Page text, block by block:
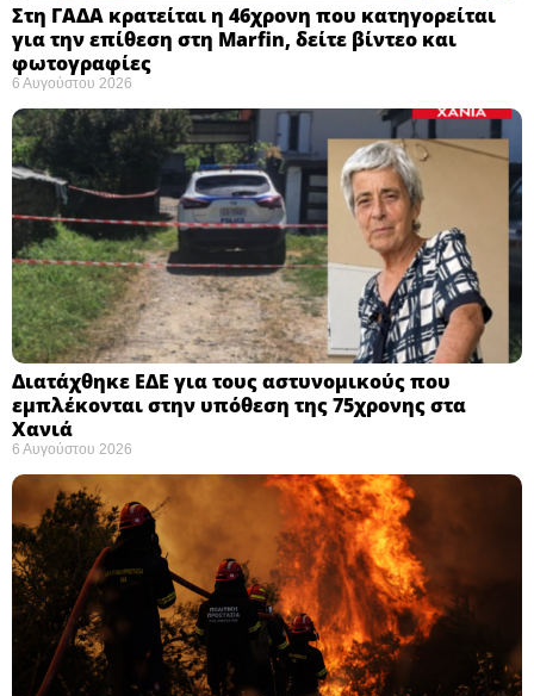
Στη ΓΑΔΑ κρατείται η 46χρονη που κατηγορείται
για την επίθεση στη Marfin, δείτε βίντεο και
φωτογραφίες
6 Αυγούστου 2026
Διατάχθηκε ΕΔΕ για τους αστυνομικούς που
εμπλέκονται στην υπόθεση της 75χρονης στα
Χανιά
6 Αυγούστου 2026